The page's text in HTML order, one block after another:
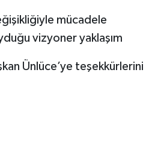
mücadele
vizyoner yaklaşım
Ünlüce’ye teşekkürlerini